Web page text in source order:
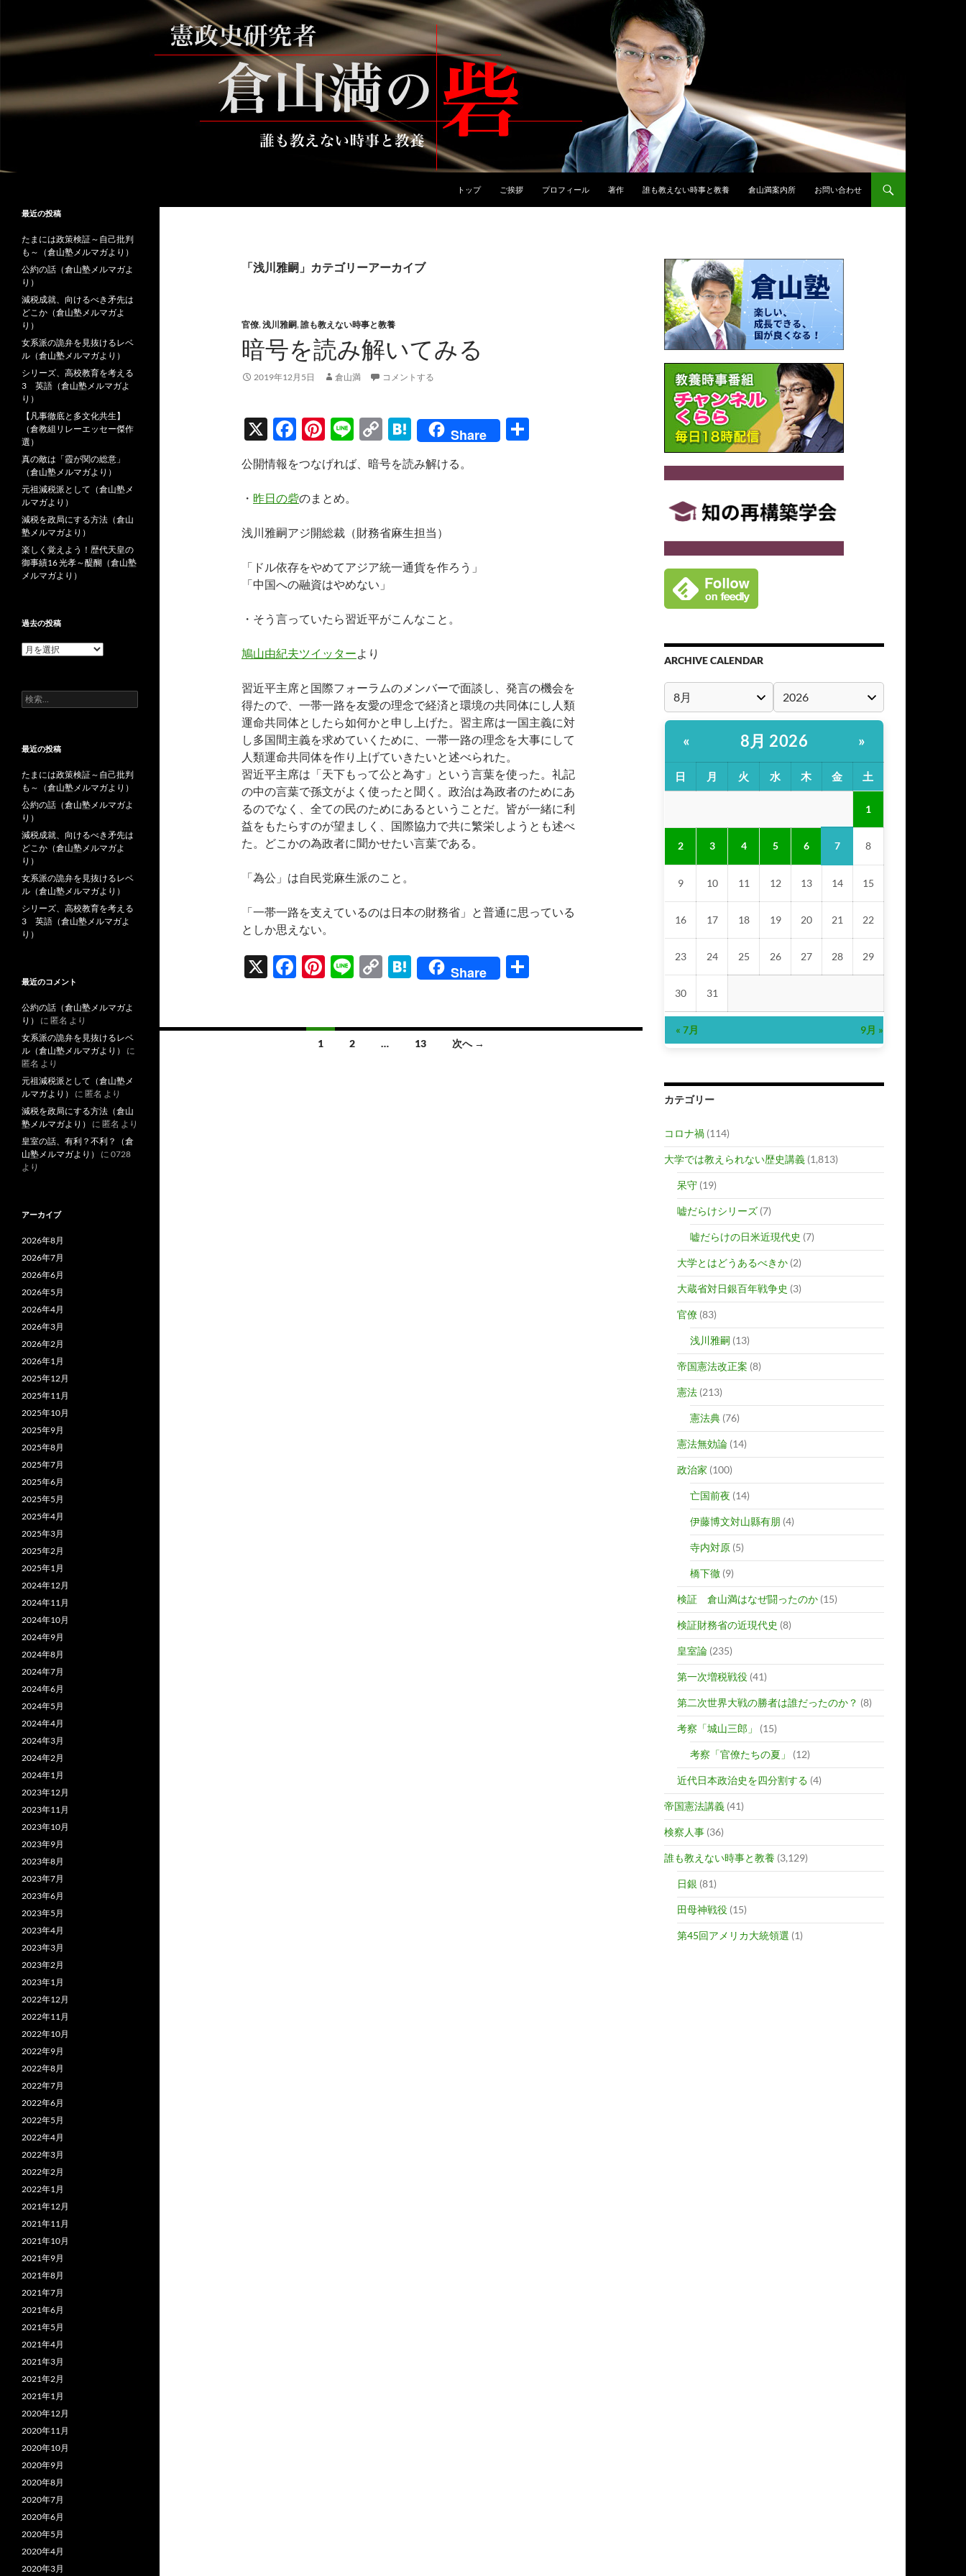
テ
ン
へ
ス
トップ ご挨拶 プロフィール 著作 誰も教えない時事と教養 倉山満案内所 お問い合わせ
「浅川雅嗣」カテゴリーアーカイブ
官僚,浅川雅嗣,誰も教えない時事と教養
暗号を読み解いてみる
2019年12月5日 倉山満 コメントする
X
F
ac
e
b
o
o
k
Pi
nt
er
es
t
Li
n
e
C
o
p
Li
n
k
H
at
e
a
Share
公開情報をつなげれば、暗号を読み解ける。
・ 昨日の砦のまとめ。
浅川雅嗣アジ開総裁（財務省麻生担当）
「ドル依存をやめてアジア統一通貨を作ろう」
「中国への融資はやめない」
・そう言っていたら習近平がこんなこと。
鳩山由紀夫ツイッターより
習近平主席と国際フォーラムのメンバーで面談し、発言の機会を
得たので、一帯一路を友愛の理念で経済と環境の共同体にし人類
運命共同体としたら如何かと申し上げた。習主席は一国主義に対
し多国間主義を求めていくために、一帯一路の理念を大事にして
人類運命共同体を作り上げていきたいと述べられた。
習近平主席は「天下もって公と為す」という言葉を使った。礼記
の中の言葉で孫文がよく使ったと聞く。政治は為政者のためにあ
るのでなく、全ての民のためにあるということだ。皆が一緒に利
益をもたらすのが望ましく、国際協力で共に繁栄しようとも述べ
た。どこかの為政者に聞かせたい言葉である。
「為公」は自民党麻生派のこと。
「一帯一路を支えているのは日本の財務省」と普通に思っている
としか思えない。
X
F
b
Pi
es
Li
C
y
H
at
n
Share
1 2 … 13 次へ →
ARCHIVE CALENDAR
« 8月 2026 »
日 月 火 水 木 金 土
1
2 3 4 5 6 7 8
9 10 11 12 13 14 15
16 17 18 19 20 21 22
23 24 25 26 27 28 29
30 31
« 7月 9月 »
カテゴリー
コロナ禍 (114)
大学では教えられない歴史講義 (1,813)
呆守 (19)
嘘だらけシリーズ (7)
嘘だらけの日米近現代史 (7)
大学とはどうあるべきか (2)
大蔵省対日銀百年戦争史 (3)
官僚 (83)
浅川雅嗣 (13)
帝国憲法改正案 (8)
憲法 (213)
憲法典 (76)
憲法無効論 (14)
政治家 (100)
亡国前夜 (14)
伊藤博文対山縣有朋 (4)
寺内対原 (5)
橋下徹 (9)
検証 倉山満はなぜ闘ったのか (15)
検証財務省の近現代史 (8)
皇室論 (235)
第一次増税戦役 (41)
第二次世界大戦の勝者は誰だったのか？ (8)
考察「城山三郎」 (15)
考察「官僚たちの夏」 (12)
近代日本政治史を四分割する (4)
帝国憲法講義 (41)
検察人事 (36)
誰も教えない時事と教養 (3,129)
日銀 (81)
田母神戦役 (15)
第45回アメリカ大統領選 (1)
倉山満の砦～誰も教えない時事と教
最近の投稿
たまには政策検証～自己批判
も～（倉山塾メルマガより）
公約の話（倉山塾メルマガよ
り）
減税成就、向けるべき矛先は
どこか（倉山塾メルマガよ
り）
女系派の詭弁を見抜けるレベ
ル（倉山塾メルマガより）
シリーズ、高校教育を考える
3 英語（倉山塾メルマガよ
り）
【凡事徹底と多文化共生】
（倉教組リレーエッセー傑作
選）
真の敵は「霞が関の総意」
（倉山塾メルマガより）
元祖減税派として（倉山塾メ
ルマガより）
減税を政局にする方法（倉山
塾メルマガより）
楽しく覚えよう！歴代天皇の
御事績16 光孝～醍醐（倉山塾
メルマガより）
過去の投稿
過
稿
検
索:
最近の投稿
たまには政策検証～自己批判
も～（倉山塾メルマガより）
公約の話（倉山塾メルマガよ
り）
減税成就、向けるべき矛先は
どこか（倉山塾メルマガよ
り）
女系派の詭弁を見抜けるレベ
ル（倉山塾メルマガより）
シリーズ、高校教育を考える
3 英語（倉山塾メルマガよ
り）
最近のコメント
公約の話（倉山塾メルマガよ
り）
に 匿名 より
女系派の詭弁を見抜けるレベ
ル（倉山塾メルマガより）
に
匿名 より
元祖減税派として（倉山塾メ
ルマガより）
に 匿名 より
減税を政局にする方法（倉山
塾メルマガより）
に 匿名 より
皇室の話、有利？不利？（倉
山塾メルマガより）
に 0728
より
アーカイブ
2026年8月
2026年7月
2026年6月
2026年5月
2026年4月
2026年3月
2026年2月
2026年1月
2025年12月
2025年11月
2025年10月
2025年9月
2025年8月
2025年7月
2025年6月
2025年5月
2025年4月
2025年3月
2025年2月
2025年1月
2024年12月
2024年11月
2024年10月
2024年9月
2024年8月
2024年7月
2024年6月
2024年5月
2024年4月
2024年3月
2024年2月
2024年1月
2023年12月
2023年11月
2023年10月
2023年9月
2023年8月
2023年7月
2023年6月
2023年5月
2023年4月
2023年3月
2023年2月
2023年1月
2022年12月
2022年11月
2022年10月
2022年9月
2022年8月
2022年7月
2022年6月
2022年5月
2022年4月
2022年3月
2022年2月
2022年1月
2021年12月
2021年11月
2021年10月
2021年9月
2021年8月
2021年7月
2021年6月
2021年5月
2021年4月
2021年3月
2021年2月
2021年1月
2020年12月
2020年11月
2020年10月
2020年9月
2020年8月
2020年7月
2020年6月
2020年5月
2020年4月
2020年3月